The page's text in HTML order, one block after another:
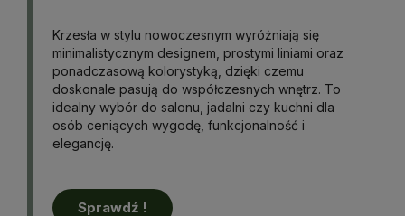
Krzesła w stylu nowoczesnym wyróżniają się
minimalistycznym designem, prostymi liniami oraz
ponadczasową kolorystyką, dzięki czemu
doskonale pasują do współczesnych wnętrz. To
idealny wybór do salonu, jadalni czy kuchni dla
osób ceniących wygodę, funkcjonalność i
elegancję.
Sprawdź !